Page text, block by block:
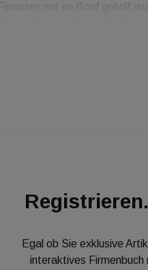
Finanzen mit an Bord geholt
Egal ob Sie exklusive
interaktives